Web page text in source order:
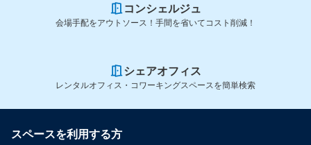
コンシェルジュ
会場手配をアウトソース！手間を省いてコスト削減！
シェアオフィス
レンタルオフィス・コワーキングスペースを簡単検索
スペースを利用する方